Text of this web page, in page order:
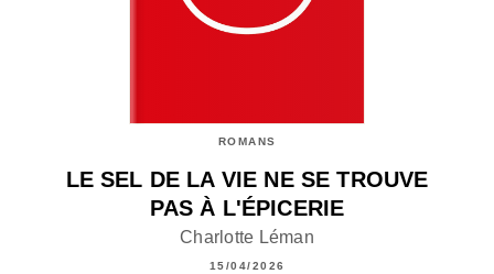
ROMANS
LE SEL DE LA VIE NE SE TROUVE
PAS À L'ÉPICERIE
Charlotte Léman
15/04/2026